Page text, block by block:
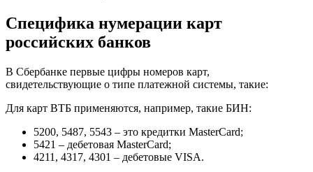
Специфика нумерации карт
российских банков
В Сбербанке первые цифры номеров карт,
свидетельствующие о типе платежной системы, такие:
Для карт ВТБ применяются, например, такие БИН:
5200, 5487, 5543 – это кредитки MasterCard;
5421 – дебетовая MasterCard;
4211, 4317, 4301 – дебетовые VISA.